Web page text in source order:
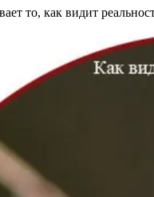
то, как видит